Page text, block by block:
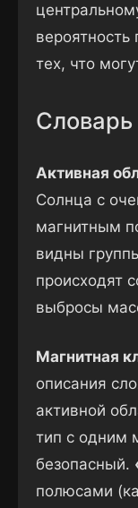
тех, что
Активная
Солнца с
магнитным
видны
происходят
выбросы
Магнитная
описания
активной
тип с одним
безопасный.
полюсами